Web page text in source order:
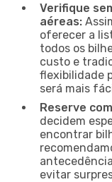
Verifique
aéreas:
oferecer a
todos os
custo e
flexibilidade
será mais
Reserve
decidem
encontrar
evitar